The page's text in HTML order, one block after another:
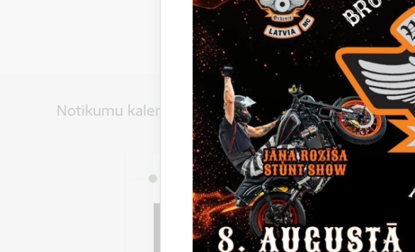
Notikumu kalendārs
Datums
8. augusts, 2026